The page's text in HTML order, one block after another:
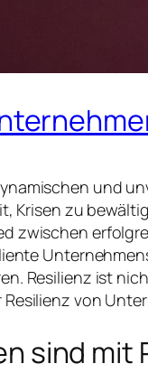
und
Krisen zu
zwischen
Resilienz ist
von
sind